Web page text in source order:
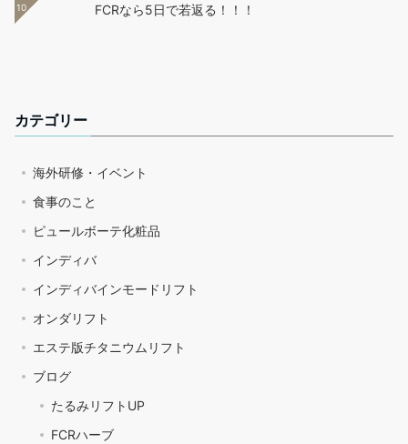
10 FCRなら5日で若返る！！！
カテゴリー
海外研修・イベント
食事のこと
ピュールボーテ化粧品
インディバ
インディバインモードリフト
オンダリフト
エステ版チタニウムリフト
ブログ
たるみリフトUP
FCRハーブ